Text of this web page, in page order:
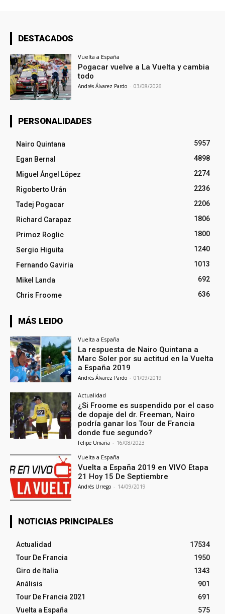
DESTACADOS
Vuelta a España
Pogacar vuelve a La Vuelta y cambia
todo
Andrés Álvarez Pardo - 03/08/2026
PERSONALIDADES
Nairo Quintana
5957
Egan Bernal
4898
Miguel Ángel López
2274
Rigoberto Urán
2236
Tadej Pogacar
2206
Richard Carapaz
1806
Primoz Roglic
1800
Sergio Higuita
1240
Fernando Gaviria
1013
Mikel Landa
692
Chris Froome
636
MÁS LEIDO
Vuelta a España
La respuesta de Nairo Quintana a
Marc Soler por su actitud en la Vuelta
a España 2019
Andrés Álvarez Pardo - 01/09/2019
Actualidad
¿Si Froome es suspendido por el caso
de dopaje del dr. Freeman, Nairo
podría ganar los Tour de Francia
donde fue segundo?
Felipe Umaña - 16/08/2023
Vuelta a España
Vuelta a España 2019 en VIVO Etapa
21 Hoy 15 De Septiembre
Andrés Urrego - 14/09/2019
NOTICIAS PRINCIPALES
Actualidad
17534
Tour De Francia
1950
Giro de Italia
1343
Análisis
901
Tour De Francia 2021
691
Vuelta a España
575